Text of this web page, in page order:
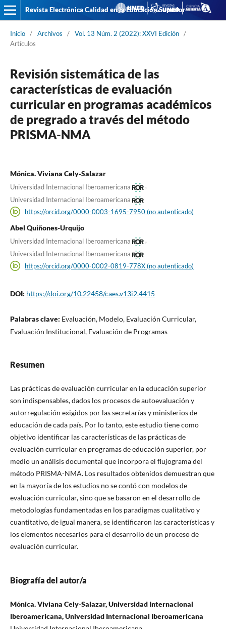
Revista Electrónica Calidad en la Educación Superior
Inicio / Archivos / Vol. 13 Núm. 2 (2022): XXVI Edición /
Artículos
Revisión sistemática de las
características de evaluación
curricular en programas académicos
de pregrado a través del método
PRISMA-NMA
Mónica. Viviana Cely-Salazar
Universidad Internacional Iberoamericana
,
Universidad Internacional Iberoamericana
https://orcid.org/0000-0003-1695-7950 (no autenticado)
Abel Quiñones-Urquijo
Universidad Internacional Iberoamericana
,
Universidad Internacional Iberoamericana
https://orcid.org/0000-0002-0819-778X (no autenticado)
DOI: https://doi.org/10.22458/caes.v13i2.4415
Palabras clave: Evaluación, Modelo, Evaluación Curricular,
Evaluación Institucional, Evaluación de Programas
Resumen
Las prácticas de evaluación curricular en la educación superior
son indispensables, dados los procesos de autoevaluación y
autorregulación exigidos por las secretarías y ministerios de
educación de cada país. Por lo tanto, este estudio tiene como
objetivo identificar las características de las prácticas de
evaluación curricular en programas de educación superior, por
medio un análisis documental que incorpora el flujograma del
método PRISMA-NMA. Los resultados obtenidos demuestran que
en la mayoría de los estudios no se contó con modelos de
evaluación curricular, sino que se basaron en el desarrollo de
metodologías fundamentadas en los paradigmas cualitativo y
cuantitativo, de igual manera, se identificaron las características y
los elementos necesarios para el desarrollo de un proceso de
evaluación curricular.
Biografía del autor/a
Mónica. Viviana Cely-Salazar, Universidad Internacional
Iberoamericana, Universidad Internacional Iberoamericana